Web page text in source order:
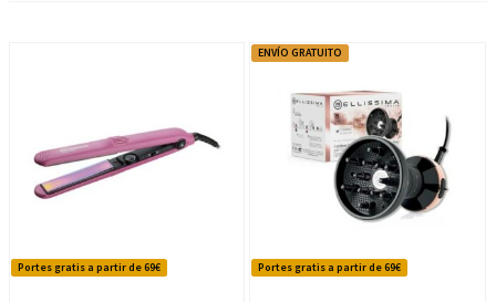
Portes gratis a partir de 69€ Portes gratis a partir de 69€
ENVÍO GRATUITO